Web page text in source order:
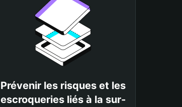
Prévenir les risques et les
escroqueries liés à la sur-